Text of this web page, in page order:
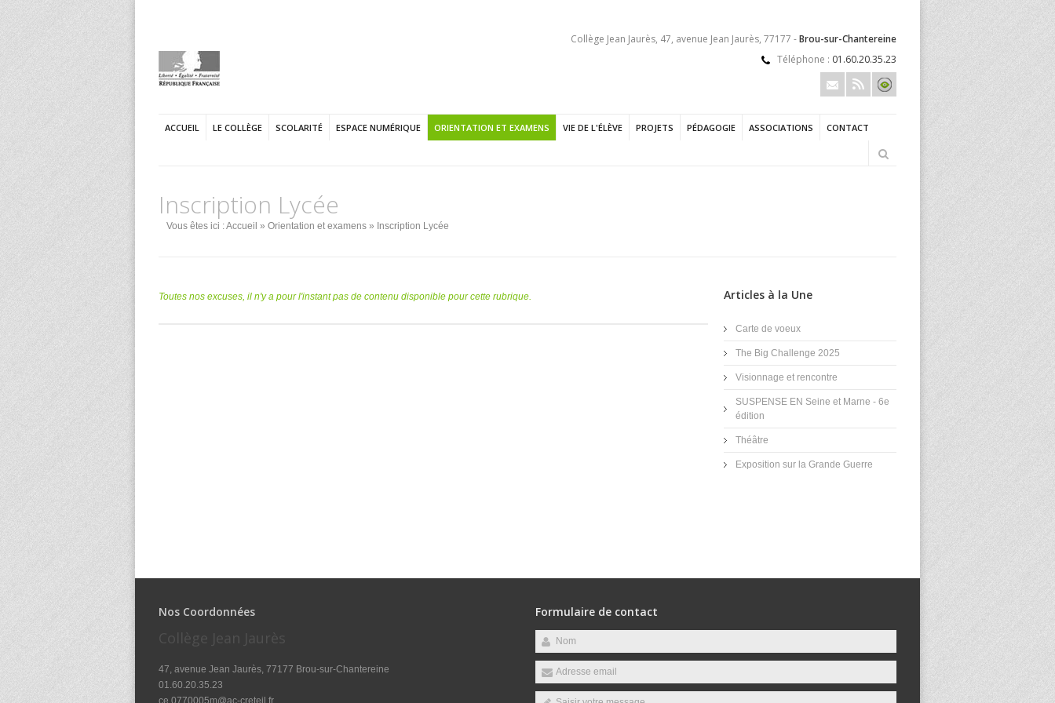
Collège Jean Jaurès, 47, avenue Jean Jaurès, 77177 -Brou-sur-Chantereine
Téléphone : 01.60.20.35.23
ACCUEIL LE COLLÈGE SCOLARITÉ ESPACE NUMÉRIQUE ORIENTATION ET EXAMENS VIE DE L'ÉLÈVE PROJETS PÉDAGOGIE ASSOCIATIONS CONTACT
Inscription Lycée
Vous êtes ici :Accueil » Orientation et examens » Inscription Lycée
Toutes nos excuses, il n'y a pour l'instant pas de contenu disponible pour cette rubrique. Articles à la Une
Carte de voeux
The Big Challenge 2025
Visionnage et rencontre
SUSPENSE EN Seine et Marne - 6e
édition
Théâtre
Exposition sur la Grande Guerre
Nos Coordonnées
Collège Jean Jaurès
47, avenue Jean Jaurès, 77177 Brou-sur-Chantereine
01.60.20.35.23
ce.0770005m@ac-creteil.fr
Formulaire de contact